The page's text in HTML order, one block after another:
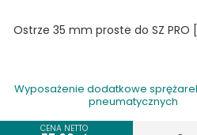
Ostrze 35 mm proste do SZ PRO
Wyposażenie dodatkowe
pneumatycznych
CENA NETTO